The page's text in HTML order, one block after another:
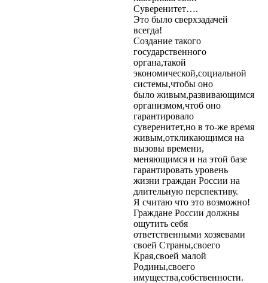
Суверенитет….
Это было сверхзадачей
всегда!
Создание такого
государственного
органа,такой
экономической,социальной
системы,чтобы оно
было живым,развивающимся
организмом,чтоб оно
гарантировало
суверенитет,но в то-же время
живым,откликающимся на
вызовы времени,
меняющимся и на этой базе
гарантировать уровень
жизни граждан России на
длительную перспективу.
Я считаю что это возможно!
Граждане России должны
ощутить себя
ответственными хозяевами
своей Страны,своего
Края,своей малой
Родины,своего
имущества,собственности.